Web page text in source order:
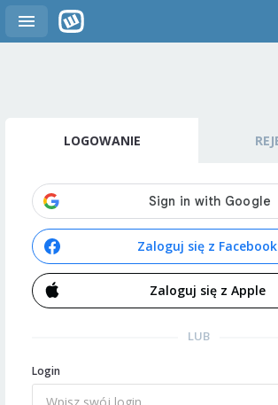
LOGOWANIE
Zaloguj się z Facebook
Zaloguj się z Apple
LUB
Login